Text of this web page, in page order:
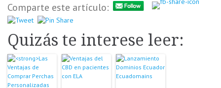
Comparte este artículo:
Quizás te interese leer: